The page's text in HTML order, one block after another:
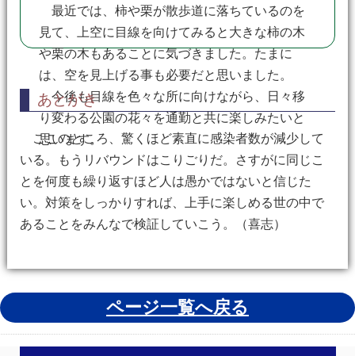
最近では、柿や栗が散歩道に落ちているのを
見て、上空に目線を向けてみると大きな柿の木
や栗の木もあることに気づきました。たまに
は、空を見上げる事も必要だと思いました。
今後も目線を色々な所に向けながら、日々移
り変わる公園の花々を通勤と共に楽しみたいと
思います。
あとがき
ここのところ、驚くほど素直に感染者数が減少して
いる。もうリバウンドはこりごりだ。さすがに同じこ
とを何度も繰り返すほど人は愚かではないと信じた
い。対策をしっかりすれば、上手に楽しめる世の中で
あることをみんなで検証していこう。（喜志）
ページ一覧へ戻る